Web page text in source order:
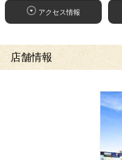
アクセス情報
店舗情報